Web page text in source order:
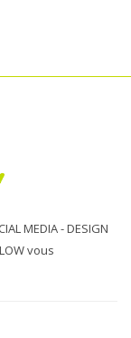
MEDIA - DESIGN
vous